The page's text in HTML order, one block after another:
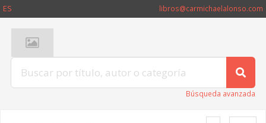
ES libros@carmichaelalonso.com
Búsqueda avanzada